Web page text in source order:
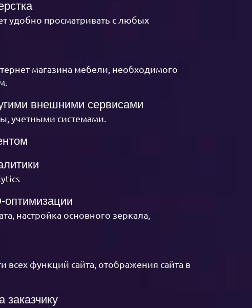
удобно просматривать с любых
магазина мебели, необходимого
внешними сервисами
учетными системами.
оптимизации
настройка основного зеркала,
всех функций сайта, отображения сайта в
заказчику